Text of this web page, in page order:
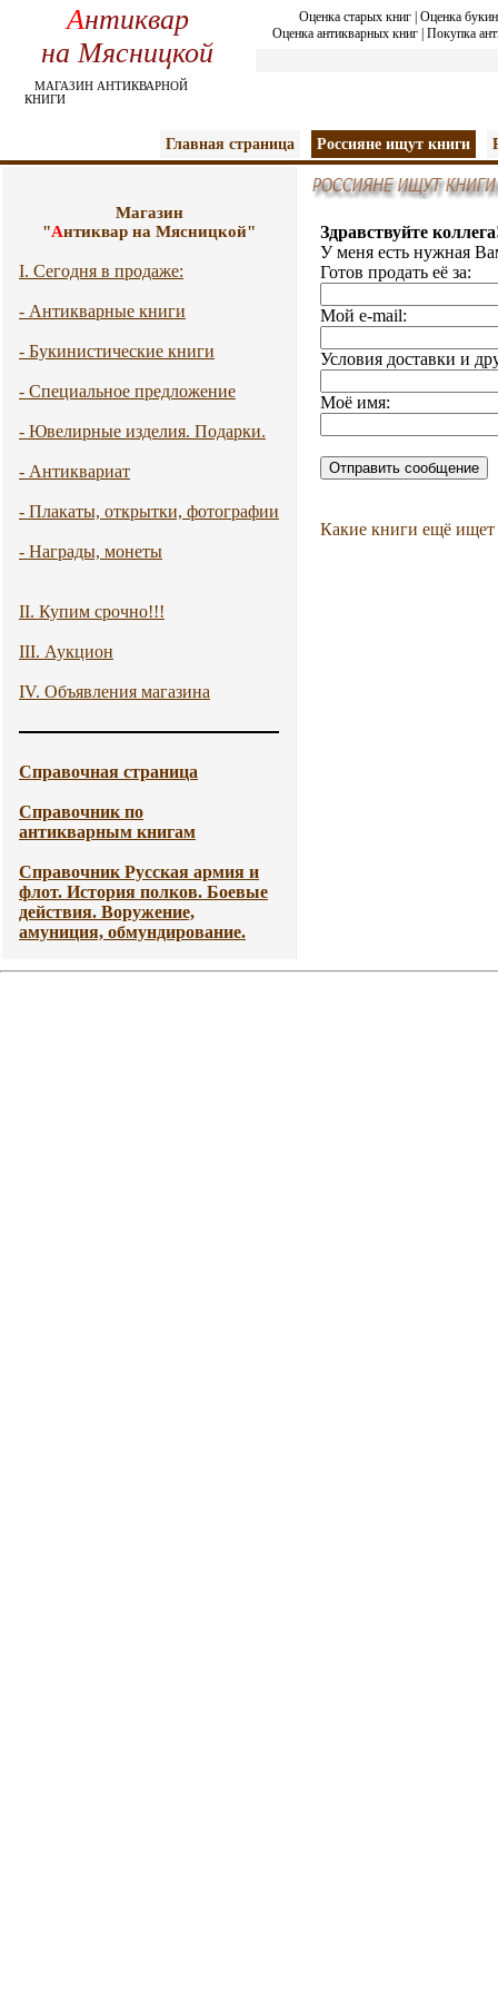
Антиквар
на Мясницкой
МАГАЗИН АНТИКВАРНОЙ
КНИГИ
Оценка старых книг| Оценка
Оценка антикварных книг Покупка
Главная страница Россияне ищут книги
Магазин
"Антиквар на Мясницкой"
I. Сегодня в продаже:
- Антикварные книги
- Букинистические книги
- Специальное предложение
- Ювелирные изделия. Подарки.
- Антиквариат
- Плакаты, открытки, фотографии
- Награды, монеты
II. Купим срочно!!!
III. Аукцион
IV. Объявления магазина
Справочная страница
Справочник по
антикварным книгам
Справочник Русская армия и
флот. История полков. Боевые
действия. Воружение,
амуниция, обмундирование.
Здравствуйте
У меня есть нужная
Готов продать её за:
Мой e-mail:
Условия доставки и
Моё имя:
Какие книги ещё ищет